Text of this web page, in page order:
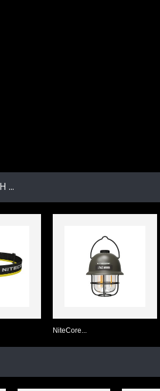
...
NiteCore...